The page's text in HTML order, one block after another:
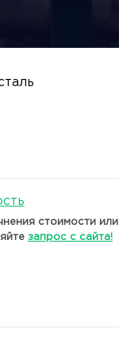
стоимости или
запрос с сайта!